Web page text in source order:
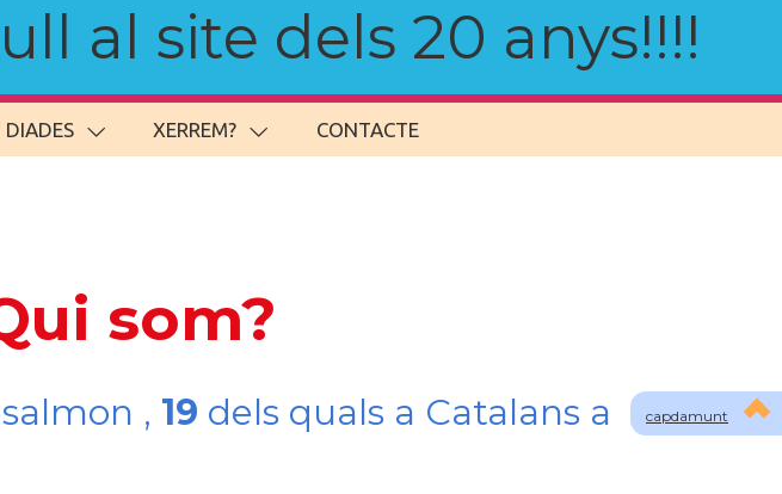
al site dels 20 anys!!!!
DIADES XERREM? CONTACTE
capdamunt
som?
, 19 dels quals a Catalans a